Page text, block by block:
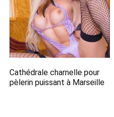
Cathédrale charnelle pour
pèlerin puissant à Marseille